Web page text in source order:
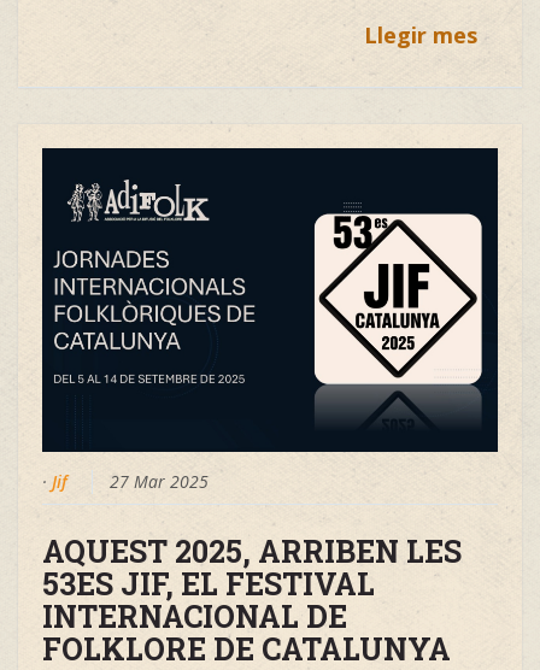
Llegir mes
· Jif 27 Mar 2025
AQUEST 2025, ARRIBEN LES
53ES JIF, EL FESTIVAL
INTERNACIONAL DE
FOLKLORE DE CATALUNYA